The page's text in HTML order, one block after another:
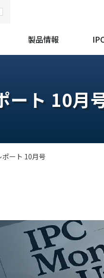
製品情報
ート 10月
ポート 10月号